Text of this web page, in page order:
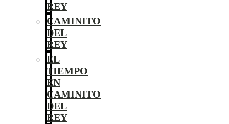
REY
CAMINITO
DEL
REY
EL
TIEMPO
EN
CAMINITO
DEL
REY